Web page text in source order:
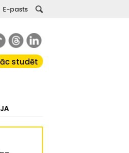
E-pasts
studēt